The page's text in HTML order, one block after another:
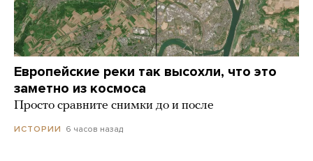
Европейские реки так высохли, что это
заметно из космоса
Просто сравните снимки до и после
ИСТОРИИ 6 часов назад